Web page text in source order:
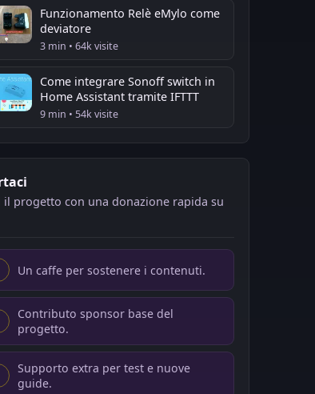
Funzionamento Relè eMylo come
deviatore
3 min • 64k visite
Come integrare Sonoff switch in
Home Assistant tramite IFTTT
9 min • 54k visite
il progetto con una donazione rapida su
Un caffe per sostenere i contenuti.
Contributo sponsor base del
progetto.
Supporto extra per test e nuove
guide.